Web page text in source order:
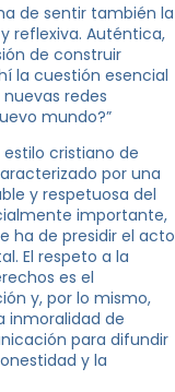
de sentir también la
reflexiva. Auténtica,
de construir
la cuestión esencial
redes
mundo?”
estilo cristiano de
por una
y respetuosa del
importante,
ha de presidir el acto
El respeto a la
es el
y, por lo mismo,
inmoralidad de
para difundir
y la